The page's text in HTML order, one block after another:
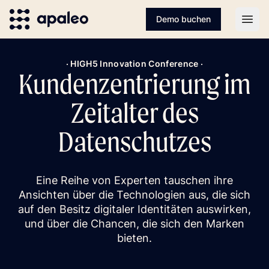
Demo buchen
· HIGH5 Innovation Conference ·
Kundenzentrierung im
Zeitalter des
Datenschutzes
Eine Reihe von Experten tauschen ihre
Ansichten über die Technologien aus, die sich
auf den Besitz digitaler Identitäten auswirken,
und über die Chancen, die sich den Marken
bieten.